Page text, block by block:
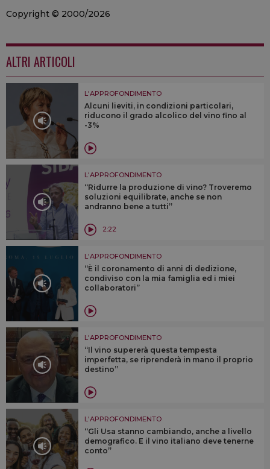
Copyright © 2000/2026
ALTRI ARTICOLI
L'APPROFONDIMENTO
Alcuni lieviti, in condizioni particolari,
riducono il grado alcolico del vino fino al
-3%
L'APPROFONDIMENTO
“Ridurre la produzione di vino? Troveremo
soluzioni equilibrate, anche se non
andranno bene a tutti”
2:22
L'APPROFONDIMENTO
“È il coronamento di anni di dedizione,
condiviso con la mia famiglia ed i miei
collaboratori”
L'APPROFONDIMENTO
“Il vino supererà questa tempesta
imperfetta, se riprenderà in mano il proprio
destino”
L'APPROFONDIMENTO
“Gli Usa stanno cambiando, anche a livello
demografico. E il vino italiano deve tenerne
conto”